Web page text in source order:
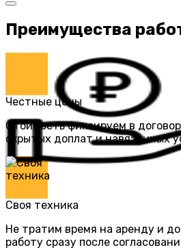
Преимущества
Честные цены
Стоимость фиксируем в
скрытых доплат и навязанных
Своя техника
Не тратим время на аренду и
работу сразу после